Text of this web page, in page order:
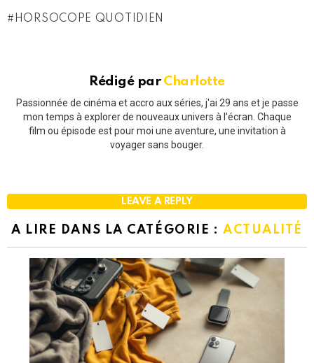
HORSOCOPE QUOTIDIEN
Rédigé par Charlotte
Passionnée de cinéma et accro aux séries, j'ai 29 ans et je passe
mon temps à explorer de nouveaux univers à l'écran. Chaque
film ou épisode est pour moi une aventure, une invitation à
voyager sans bouger.
LEAVE A REPLY
A LIRE DANS LA CATÉGORIE : ACTUALITÉ